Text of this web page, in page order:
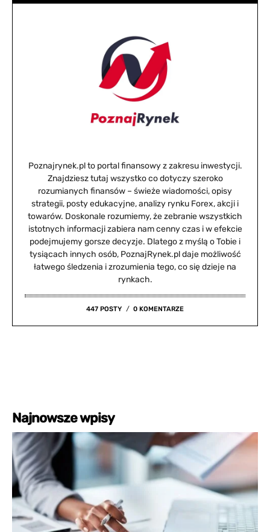
Poznajrynek.pl to portal finansowy z zakresu inwestycji.
Znajdziesz tutaj wszystko co dotyczy szeroko
rozumianych finansów – świeże wiadomości, opisy
strategii, posty edukacyjne, analizy rynku Forex, akcji i
towarów. Doskonale rozumiemy, że zebranie wszystkich
istotnych informacji zabiera nam cenny czas i w efekcie
podejmujemy gorsze decyzje. Dlatego z myślą o Tobie i
tysiącach innych osób, PoznajRynek.pl daje możliwość
łatwego śledzenia i zrozumienia tego, co się dzieje na
rynkach.
447 POSTY 0 KOMENTARZE
Najnowsze wpisy